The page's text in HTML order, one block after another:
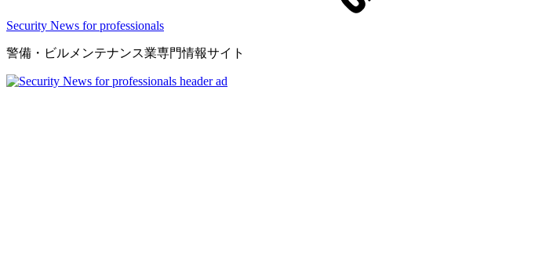
Security News for professionals
警備・ビルメンテナンス業専門情報サイト